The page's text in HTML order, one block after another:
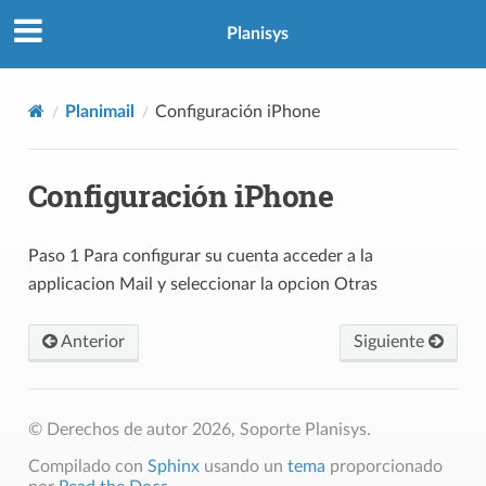
Planisys
Planimail Configuración iPhone
Configuración iPhone
Paso 1 Para configurar su cuenta acceder a la
applicacion Mail y seleccionar la opcion Otras
Anterior Siguiente
© Derechos de autor 2026, Soporte Planisys.
Compilado con Sphinxusando un tema proporcionado